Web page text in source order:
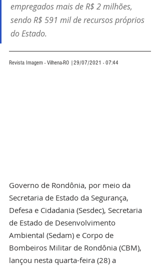
empregados mais de R$ 2 milhões,
sendo R$ 591 mil de recursos próprios
do Estado.
Revista Imagem - Vilhena-RO |29/07/2021 - 07:44
Governo de Rondônia, por meio da
Secretaria de Estado da Segurança,
Defesa e Cidadania (Sesdec), Secretaria
de Estado de Desenvolvimento
Ambiental (Sedam) e Corpo de
Bombeiros Militar de Rondônia (CBM),
lançou nesta quarta-feira (28) a